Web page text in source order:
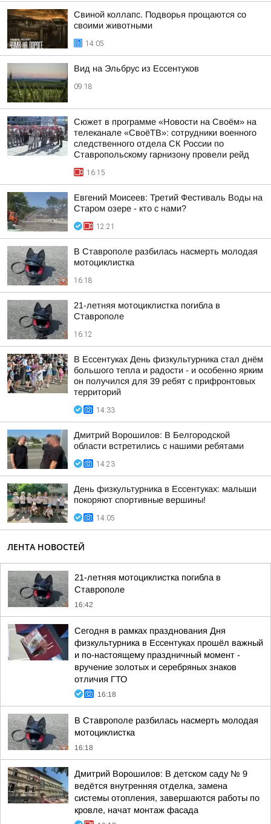
Свиной коллапс. Подворья прощаются со
своими животными
14:05
Вид на Эльбрус из Ессентуков
09:18
Сюжет в программе «Новости на Своём» на
телеканале «СвоёТВ»: сотрудники военного
следственного отдела СК России по
Ставропольскому гарнизону провели рейд
16:15
Евгений Моисеев: Третий Фестиваль Воды на
Старом озере - кто с нами?
12:21
В Ставрополе разбилась насмерть молодая
мотоциклистка
16:18
21-летняя мотоциклистка погибла в
Ставрополе
16:12
В Ессентуках День физкультурника стал днём
большого тепла и радости - и особенно ярким
он получился для 39 ребят с прифронтовых
территорий
14:33
Дмитрий Ворошилов: В Белгородской
области встретились с нашими ребятами
14:23
День физкультурника в Ессентуках: малыши
покоряют спортивные вершины!
14:05
ЛЕНТА НОВОСТЕЙ
21-летняя мотоциклистка погибла в
Ставрополе
16:42
Сегодня в рамках празднования Дня
физкультурника в Ессентуках прошёл важный
и по-настоящему праздничный момент -
вручение золотых и серебряных знаков
отличия ГТО
16:18
В Ставрополе разбилась насмерть молодая
мотоциклистка
16:18
Дмитрий Ворошилов: В детском саду № 9
ведётся внутренняя отделка, замена
системы отопления, завершаются работы по
кровле, начат монтаж фасада